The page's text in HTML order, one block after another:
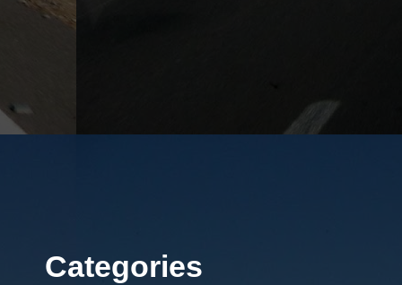
Categories